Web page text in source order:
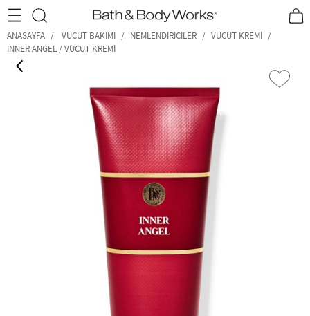
•2200₺ ve Üzeri Kargo Ücretsiz!• *Promosyon Detayları
ANASAYFA VÜCUT BAKIMI NEMLENDIRICILER
VÜCUT KREMI
INNER ANGEL / VÜCUT KREMI